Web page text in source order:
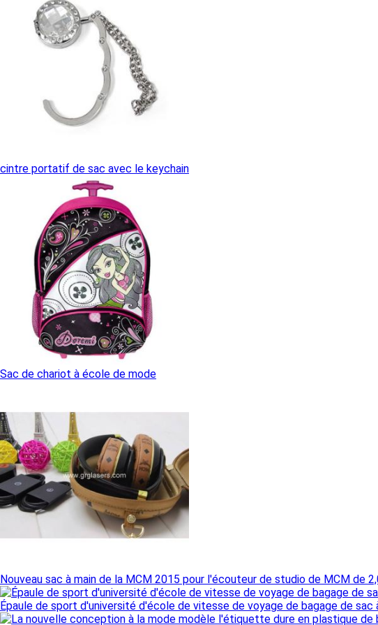
cintre portatif de sac avec le keychain
Sac de chariot à école de mode
Nouveau sac à main de la MCM 2015 pour l'écouteur de studio de MCM de
Épaule de sport d'université d'école de vitesse de voyage de bagage de